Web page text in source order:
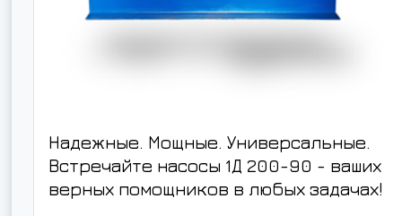
Надежные. Мощные. Универсальные.
Встречайте насосы 1Д 200-90 - ваших
верных помощников в любых задачах!